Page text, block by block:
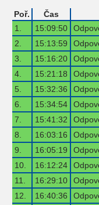
Poř.
Čas
1.
15:09:50
2.
15:13:59
3.
15:16:20
4.
15:21:18
5.
15:32:36
6.
15:34:54
7.
15:41:32
8.
16:03:16
9.
16:05:19
10.
16:12:24
11.
16:29:10
12.
16:40:36